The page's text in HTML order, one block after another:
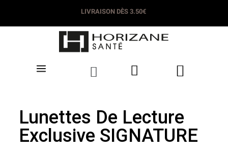
LIVRAISON DÈS 3.50€
Lunettes De Lecture
Exclusive SIGNATURE